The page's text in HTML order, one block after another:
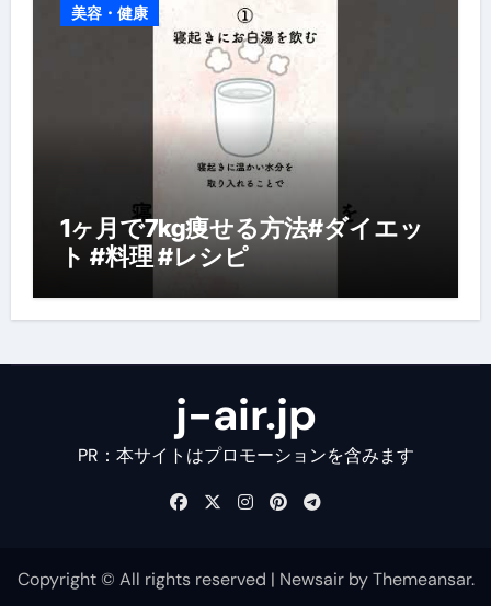
美容・健康
1ヶ月で7kg痩せる方法#ダイエッ
ト #料理 #レシピ
j-air.jp
PR：本サイトはプロモーションを含みます
Copyright © All rights reserved | NewsairbyThemeansar.